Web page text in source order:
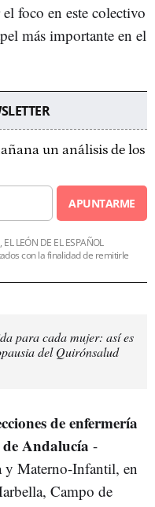
foco en este colectivo
más importante en el
un análisis de los
APUNTARME
LEÓN DE EL ESPAÑOL
con la finalidad de remitirle
para cada mujer: así es
del Quirónsalud
de enfermería
Andalucía -
y Materno-Infantil, en
Campo de